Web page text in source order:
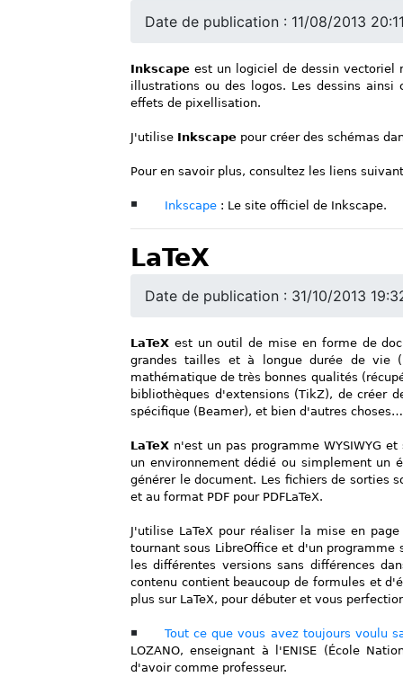
Date de publication : 11/08/2013
Inkscape est un logiciel de dessin vectoriel
illustrations ou des logos. Les dessins
effets de pixellisation.
J'utilise Inkscape pour créer des schémas
Pour en savoir plus, consultez les liens
Inkscape: Le site officiel de Inkscape.
LaTeX
Date de publication : 31/10/2013
LaTeX est un outil de mise en forme de
grandes tailles et à longue durée de vie
mathématique de très bonnes qualités
bibliothèques d'extensions (TikZ), de créer
spécifique (Beamer), et bien d'autres choses…
LaTeX n'est un pas programme WYSIWYG
un environnement dédié ou simplement un
générer le document. Les fichiers de sorties
et au format PDF pour PDFLaTeX.
J'utilise LaTeX pour réaliser la mise en
tournant sous LibreOffice et d'un
les différentes versions sans différences
contenu contient beaucoup de formules et
plus sur LaTeX, pour débuter et vous
Tout ce que vous avez toujours voulu
LOZANO, enseignant à l'ENISE (École
d'avoir comme professeur.